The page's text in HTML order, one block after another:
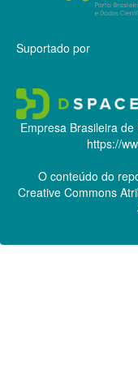
Suportado por
Empresa Brasileira
https://
O conteúdo do
Creative Commons